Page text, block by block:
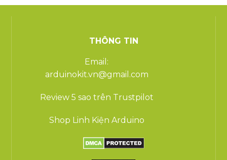
THÔNG TIN
Email:
arduinokit.vn@gmail.com
Review 5 sao trên Trustpilot
Shop Linh Kiện Arduino